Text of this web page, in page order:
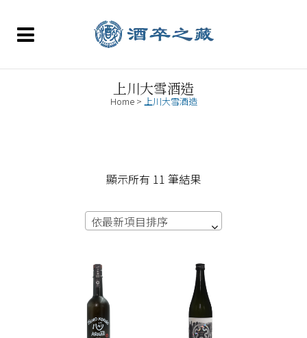
上川大雪酒造
Home> 上川大雪酒造
顯示所有 11 筆結果依
最
項
目
依最新項目排序